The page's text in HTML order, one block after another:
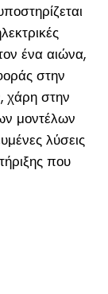
ένα αιώνα,
στην
χάρη στην
μοντέλων
λύσεις
που